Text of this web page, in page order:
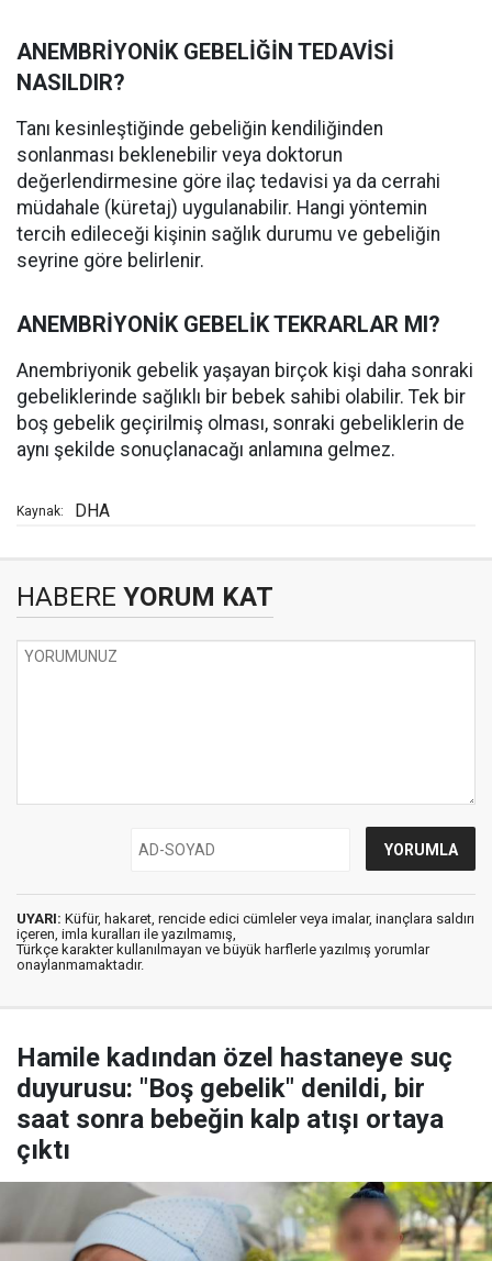
ANEMBRİYONİK GEBELİĞİN TEDAVİSİ
NASILDIR?
Tanı kesinleştiğinde gebeliğin kendiliğinden
sonlanması beklenebilir veya doktorun
değerlendirmesine göre ilaç tedavisi ya da cerrahi
müdahale (küretaj) uygulanabilir. Hangi yöntemin
tercih edileceği kişinin sağlık durumu ve gebeliğin
seyrine göre belirlenir.
ANEMBRİYONİK GEBELİK TEKRARLAR MI?
Anembriyonik gebelik yaşayan birçok kişi daha sonraki
gebeliklerinde sağlıklı bir bebek sahibi olabilir. Tek bir
boş gebelik geçirilmiş olması, sonraki gebeliklerin de
aynı şekilde sonuçlanacağı anlamına gelmez.
Kaynak: DHA
HABERE YORUM KAT
UYARI: Küfür, hakaret, rencide edici cümleler veya imalar, inançlara saldırı
içeren, imla kuralları ile yazılmamış,
Türkçe karakter kullanılmayan ve büyük harflerle yazılmış yorumlar
onaylanmamaktadır.
Hamile kadından özel hastaneye suç
duyurusu: "Boş gebelik" denildi, bir
saat sonra bebeğin kalp atışı ortaya
çıktı